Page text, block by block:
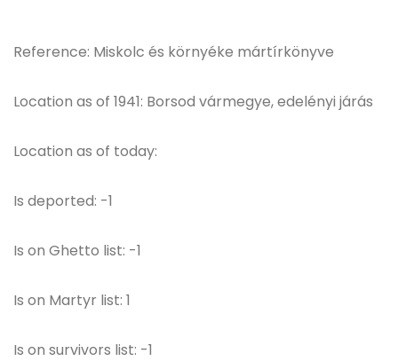
Reference: Miskolc és környéke mártírkönyve
Location as of 1941: Borsod vármegye, edelényi járás
Location as of today:
Is deported: -1
Is on Ghetto list: -1
Is on Martyr list: 1
Is on survivors list: -1